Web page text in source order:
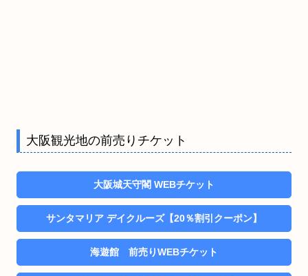
大阪観光地の前売りチケット
大阪城天守閣 WEBチケット
サンタマリア デイクルーズ【20％割引クーポン】
海遊館 前売りWEBチケット